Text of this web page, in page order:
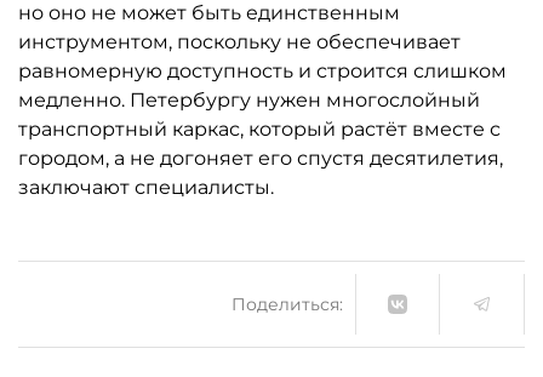
но оно не может быть единственным
инструментом, поскольку не обеспечивает
равномерную доступность и строится слишком
медленно. Петербургу нужен многослойный
транспортный каркас, который растёт вместе с
городом, а не догоняет его спустя десятилетия,
заключают специалисты.
Поделиться: